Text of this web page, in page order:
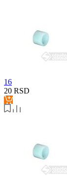
16
20 RSD